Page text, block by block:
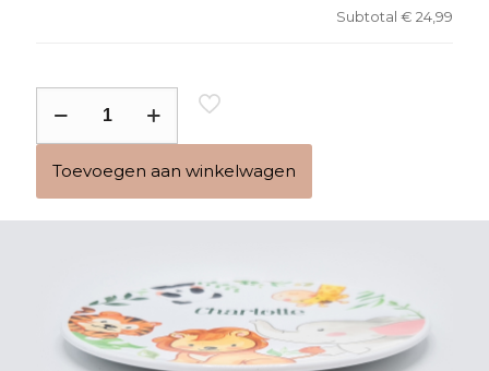
Subtotal € 24,99
met
bloemen
aantal
Toevoegen aan winkelwagen